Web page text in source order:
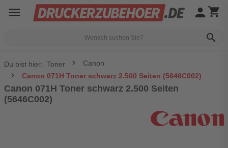
menu
search
person shopping_cart
Du bist hier: Toner
Canon
Canon 071H Toner schwarz 2.500 Seiten (5646C002)
Canon 071H Toner schwarz 2.500 Seiten
(5646C002)